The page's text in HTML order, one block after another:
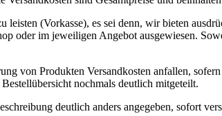
(Vorkasse), es sei denn, wir bieten
oder im jeweiligen Angebot ausgewiesen.
von Produkten Versandkosten anfallen,
nochmals deutlich mitgeteilt.
deutlich anders angegeben, sofort